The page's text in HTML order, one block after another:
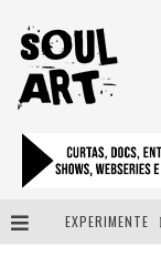
EXPERIMENTE